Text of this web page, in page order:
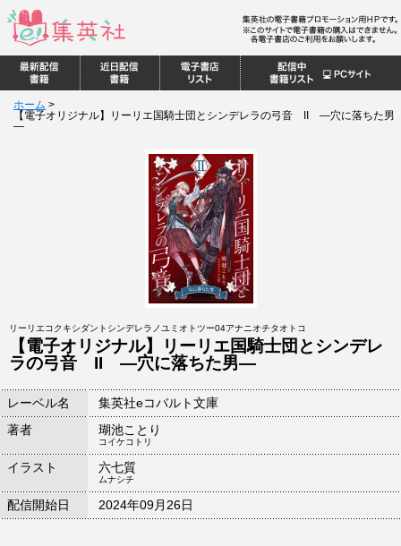
ホーム >
【電子オリジナル】リーリエ国騎士団とシンデレラの弓音 II ―穴に落ちた男
―
リーリエコクキシダントシンデレラノユミオトツー04アナニオチタオトコ
【電子オリジナル】リーリエ国騎士団とシンデレ
ラの弓音 II ―穴に落ちた男―
レーベル名
集英社eコバルト文庫
著者
瑚池ことり
コイケコトリ
イラスト 六七質
ムナシチ
配信開始日 2024年09月26日